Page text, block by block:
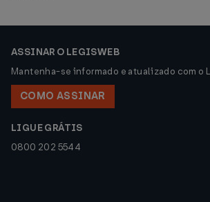
ASSINAR O LEGISWEB
Mantenha-se informado e atualizado com o
COMO ASSINAR
LIGUE GRÁTIS
0800 202 5544